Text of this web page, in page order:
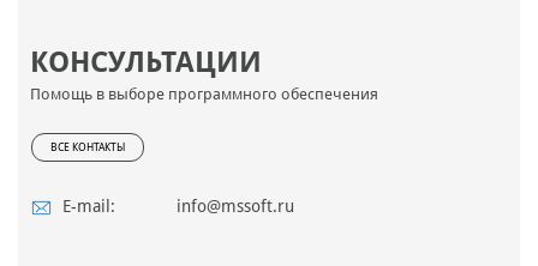
КОНСУЛЬТАЦИИ
Помощь в выборе программного обеспечения
ВСЕ КОНТАКТЫ
E-mail: info@mssoft.ru